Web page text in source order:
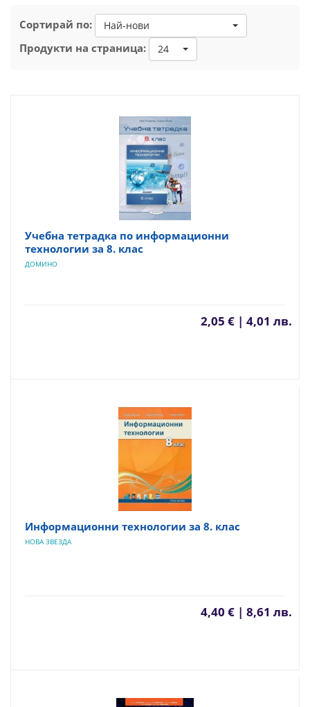
Сортирай по: Най-нови
Продукти на страница: 24
Учебна тетрадка по информационни
технологии за 8. клас
ДОМИНО
2,05 € | 4,01 лв.
Информационни технологии за 8. клас
НОВА ЗВЕЗДА
4,40 € | 8,61 лв.